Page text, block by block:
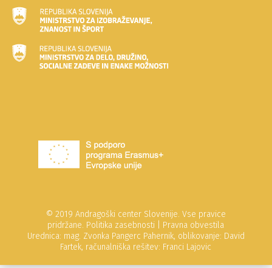
© 2019 Andragoški center Slovenije. Vse pravice
pridržane. Politika zasebnosti
Pravna obvestila
Urednica: mag. Zvonka Pangerc Pahernik, oblikovanje: David
Fartek, računalniška rešitev: Franci Lajovic